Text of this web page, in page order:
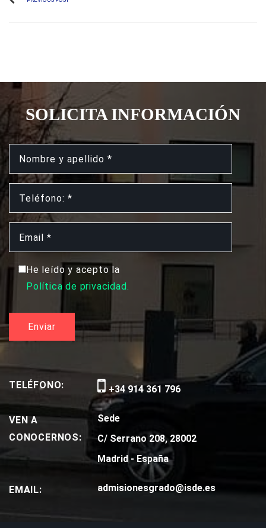
SOLICITA INFORMACIÓN
He leído y acepto la
Política de privacidad.
TELÉFONO: +34 914 361 796
VEN A
CONOCERNOS:
Sede
C/ Serrano 208, 28002
Madrid - España
EMAIL: admisionesgrado@isde.es